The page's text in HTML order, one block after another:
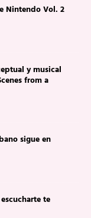
Nintendo Vol. 2
y musical
from a
sigue en
te